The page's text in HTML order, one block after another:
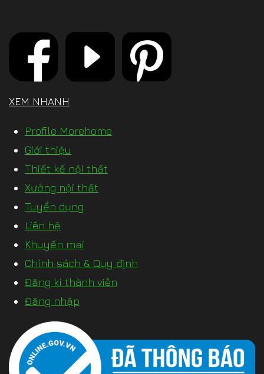
XEM NHANH
Profile Morehome
Giới thiệu
Thiết kế nội thất
Xưởng nội thất
Tuyển dụng
Liên hệ
Khuyến mại
Chính sách & Quy định
Đăng kí thành viên
Đăng nhập